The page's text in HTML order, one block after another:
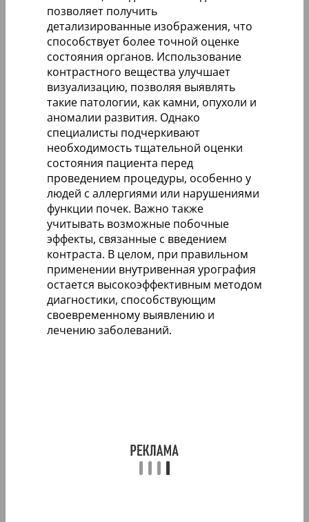
позволяет получить
детализированные изображения, что
способствует более точной оценке
состояния органов. Использование
контрастного вещества улучшает
визуализацию, позволяя выявлять
такие патологии, как камни, опухоли и
аномалии развития. Однако
специалисты подчеркивают
необходимость тщательной оценки
состояния пациента перед
проведением процедуры, особенно у
людей с аллергиями или нарушениями
функции почек. Важно также
учитывать возможные побочные
эффекты, связанные с введением
контраста. В целом, при правильном
применении внутривенная урография
остается высокоэффективным методом
диагностики, способствующим
своевременному выявлению и
лечению заболеваний.